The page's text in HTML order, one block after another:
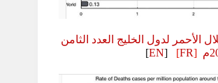
الأحمر لدول الخليج العدد الثامن
[
FR
]
[
EN
]